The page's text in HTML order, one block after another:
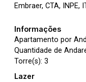
Embraer, CTA, INPE,
Informações
Apartamento por
Quantidade de
Torre(s): 3
Lazer